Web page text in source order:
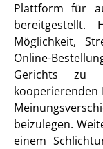
Plattform für
bereitgestellt.
Möglichkeit,
Online-
Gerichts zu
kooperierenden
beizulegen.
einem